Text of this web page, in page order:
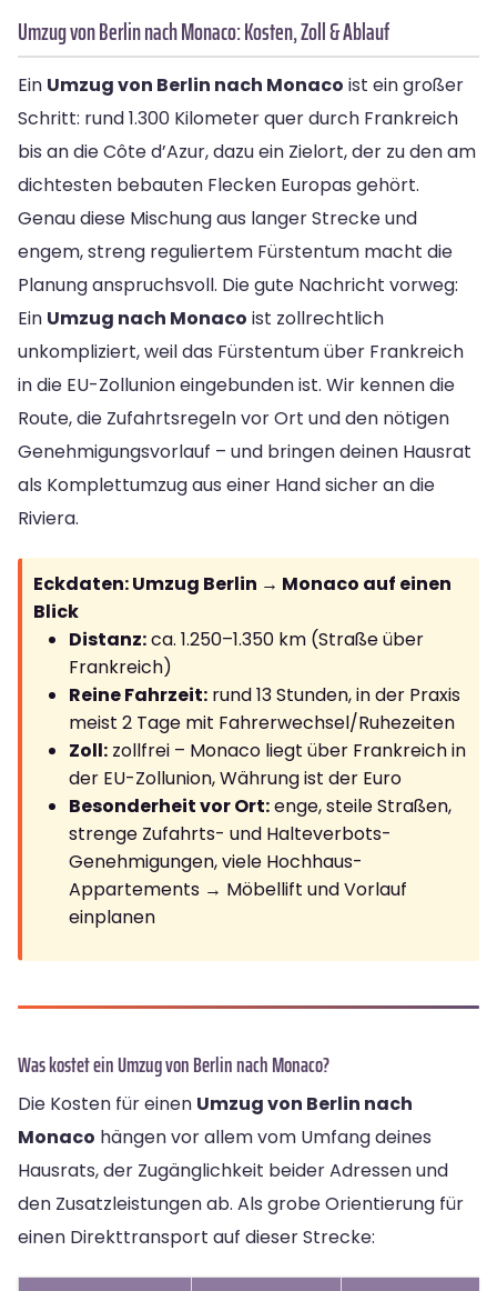
Umzug von Berlin nach Monaco: Kosten, Zoll & Ablauf
Ein Umzug von Berlin nach Monaco ist ein großer
Schritt: rund 1.300 Kilometer quer durch Frankreich
bis an die Côte d’Azur, dazu ein Zielort, der zu den am
dichtesten bebauten Flecken Europas gehört.
Genau diese Mischung aus langer Strecke und
engem, streng reguliertem Fürstentum macht die
Planung anspruchsvoll. Die gute Nachricht vorweg:
Ein Umzug nach Monaco ist zollrechtlich
unkompliziert, weil das Fürstentum über Frankreich
in die EU-Zollunion eingebunden ist. Wir kennen die
Route, die Zufahrtsregeln vor Ort und den nötigen
Genehmigungsvorlauf – und bringen deinen Hausrat
als Komplettumzug aus einer Hand sicher an die
Riviera.
Eckdaten: Umzug Berlin → Monaco auf einen
Blick
Distanz:ca. 1.250–1.350 km (Straße über
Frankreich)
Reine Fahrzeit: rund 13 Stunden, in der Praxis
meist 2 Tage mit Fahrerwechsel/Ruhezeiten
Zoll: zollfrei – Monaco liegt über Frankreich in
der EU-Zollunion, Währung ist der Euro
Besonderheit vor Ort:enge, steile Straßen,
strenge Zufahrts- und Halteverbots-
Genehmigungen, viele Hochhaus-
Appartements → Möbellift und Vorlauf
einplanen
Was kostet ein Umzug von Berlin nach Monaco?
Die Kosten für einen Umzug von Berlin nach
Monaco hängen vor allem vom Umfang deines
Hausrats, der Zugänglichkeit beider Adressen und
den Zusatzleistungen ab. Als grobe Orientierung für
einen Direkttransport auf dieser Strecke: